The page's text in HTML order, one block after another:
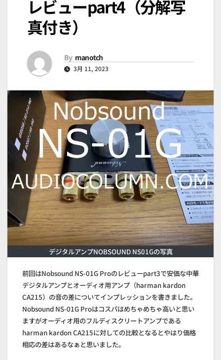
レビューpart4（分解写
真付き）
By manotch
3月 11, 2023
デジタルアンプNOBSOUND NS01Gの写真
前回はNobsound NS-01G Proのレビューpart3で安価な中華
デジタルアンプとオーディオ用アンプ（harman kardon
CA215）の音の差についてインプレッションを書きました。
Nobsound NS-01G Proはコスパはめちゃめちゃ高いと思い
ますがオーディオ用のフルディスクリートアンプである
harman kardon CA215に対しての比較となるとやはり価格
相応の差はあるなぁと思いました。